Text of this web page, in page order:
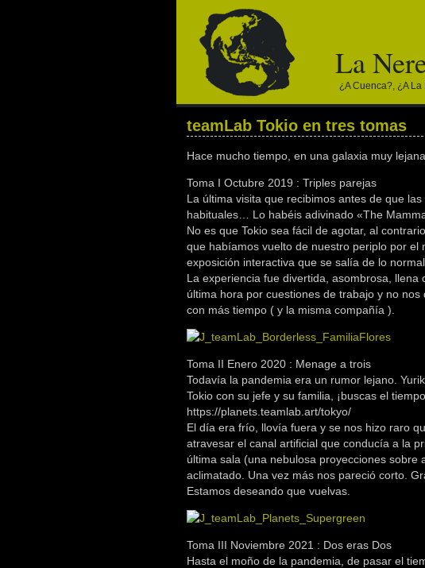
La
¿a Cuenca?, ¿a La
teamLab Tokio en tres tomas
Hace mucho tiempo, en una galaxia muy
Toma I Octubre 2019 : Triples parejas
La última visita que recibimos antes de que
habituales… Lo habéis adivinado «The
No es que Tokio sea fácil de agotar, al
que habíamos vuelto de nuestro periplo por
exposición interactiva que se salía de lo
La experiencia fue divertida, asombrosa,
última hora por cuestiones de trabajo y no
con más tiempo ( y la misma compañía ).
Toma II Enero 2020 : Menage a trois
Todavía la pandemia era un rumor lejano.
Tokio con su jefe y su familia, ¡buscas el
https://planets.teamlab.art/tokyo/
El día era frío, llovía fuera y se nos hizo raro
atravesar el canal artificial que conducía a la
última sala (una nebulosa proyecciones
aclimatado. Una vez más nos pareció corto.
Estamos deseando que vuelvas.
Toma III Noviembre 2021 : Dos eras Dos
Hasta el moño de la pandemia, de pasar el